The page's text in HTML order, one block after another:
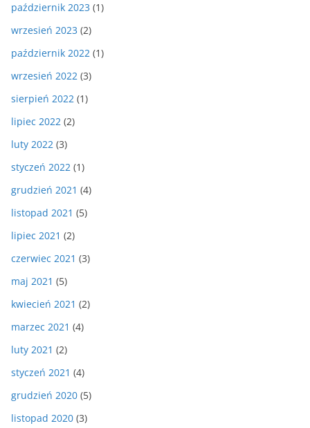
październik 2023 (1)
wrzesień 2023 (2)
październik 2022 (1)
wrzesień 2022 (3)
sierpień 2022 (1)
lipiec 2022 (2)
luty 2022 (3)
styczeń 2022 (1)
grudzień 2021 (4)
listopad 2021 (5)
lipiec 2021 (2)
czerwiec 2021 (3)
maj 2021 (5)
kwiecień 2021 (2)
marzec 2021 (4)
luty 2021 (2)
styczeń 2021 (4)
grudzień 2020 (5)
listopad 2020 (3)